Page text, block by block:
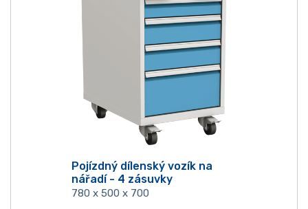
Pojízdný dílenský vozík na
nářadí - 4 zásuvky
780 x 500 x 700